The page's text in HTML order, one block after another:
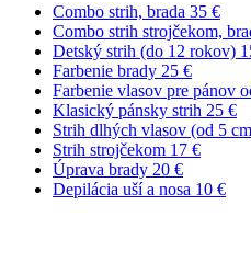
Combo strih, brada 35 €
Combo strih strojčekom,
Detský strih (do 12 rokov)
Farbenie brady 25 €
Farbenie vlasov pre pánov
Klasický pánsky strih 25 €
Strih dlhých vlasov (od 5
Strih strojčekom 17 €
Úprava brady 20 €
Depilácia uší a nosa 10 €